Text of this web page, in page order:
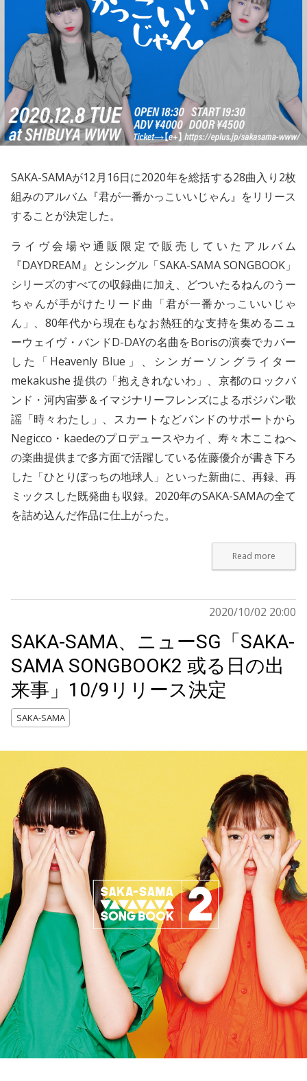
SAKA-SAMAが12月16日に2020年を総括する28曲入り2枚
組みのアルバム『君が一番かっこいいじゃん』をリリース
することが決定した。
ライヴ会場や通販限定で販売していたアルバム
『DAYDREAM』とシングル「SAKA-SAMA SONGBOOK」
シリーズのすべての収録曲に加え、どついたるねんのうー
ちゃんが手がけたリード曲「君が一番かっこいいじゃ
ん」、80年代から現在もなお熱狂的な支持を集めるニュ
ーウェイヴ・バンドD-DAYの名曲をBorisの演奏でカバー
した「Heavenly Blue」、シンガーソングライター
mekakushe 提供の「抱えきれないわ」、京都のロックバ
ンド・河内宙夢＆イマジナリーフレンズによるポジパン歌
謡「時々わたし」、スカートなどバンドのサポートから
Negicco・kaedeのプロデュースやカイ、寿々木ここねへ
の楽曲提供まで多方面で活躍している佐藤優介が書き下ろ
した「ひとりぼっちの地球人」といった新曲に、再録、再
ミックスした既発曲も収録。2020年のSAKA-SAMAの全て
を詰め込んだ作品に仕上がった。
Read more
2020/10/02 20:00
SAKA-SAMA、ニューSG「SAKA-
SAMA SONGBOOK2 或る日の出
来事」10/9リリース決定
SAKA-SAMA